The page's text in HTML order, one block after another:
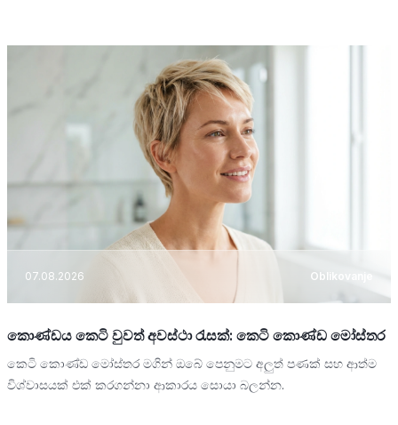
07.08.2026 Oblikovanje
කොණ්ඩය කෙටි වුවත් අවස්ථා රැසක්: කෙටි කොණ්ඩ මෝස්තර
කෙටි කොණ්ඩ මෝස්තර මගින් ඔබේ පෙනුමට අලුත් පණක් සහ ආත්ම
විශ්වාසයක් එක් කරගන්නා ආකාරය සොයා බලන්න.